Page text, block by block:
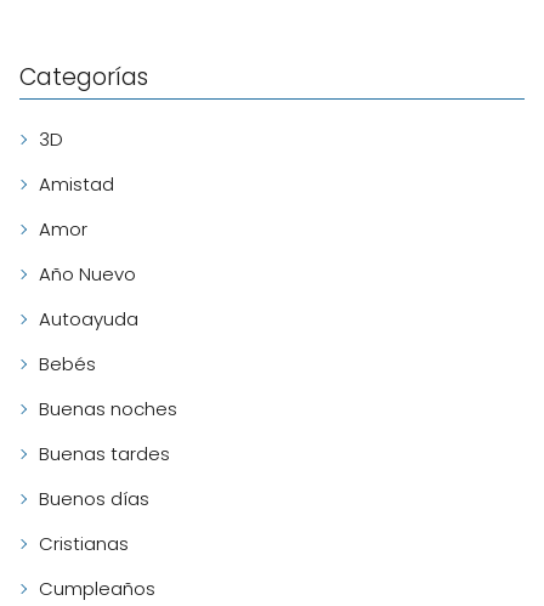
Categorías
3D
Amistad
Amor
Año Nuevo
Autoayuda
Bebés
Buenas noches
Buenas tardes
Buenos días
Cristianas
Cumpleaños